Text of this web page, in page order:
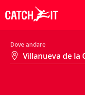
Dove andare